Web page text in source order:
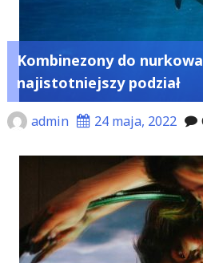
Kombinezony do
najistotniejszy podział
admin 24 maja, 2022